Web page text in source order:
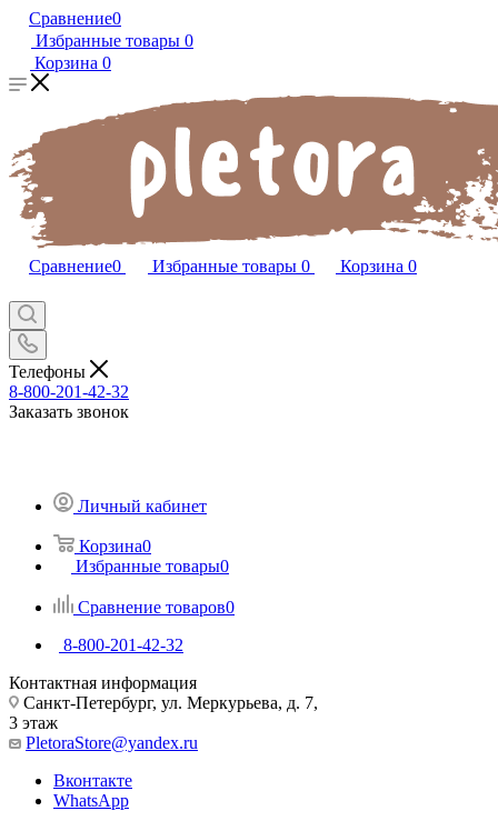
Сравнение0
Избранные товары 0
Корзина 0
Сравнение0 Избранные товары 0 Корзина 0
Телефоны
8-800-201-42-32
Заказать звонок
Личный кабинет
Корзина0
Избранные товары0
Сравнение товаров0
8-800-201-42-32
Контактная информация
Санкт-Петербург, ул. Меркурьева, д. 7,
3 этаж
PletoraStore@yandex.ru
Вконтакте
WhatsApp